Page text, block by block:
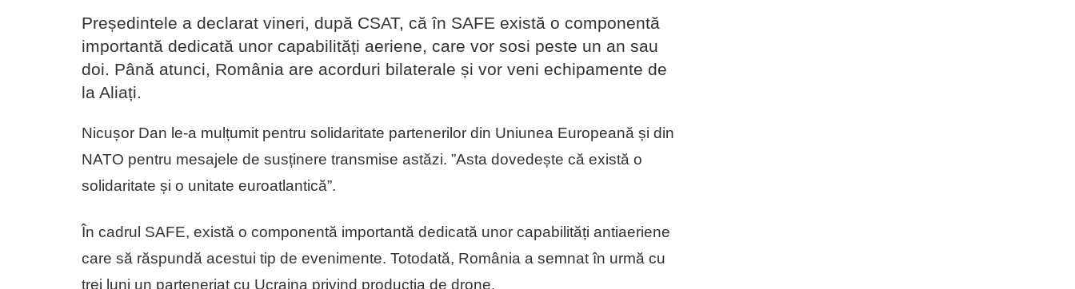
Președintele a declarat vineri, după CSAT, că în SAFE există o componentă
importantă dedicată unor capabilități aeriene, care vor sosi peste un an sau
doi. Până atunci, România are acorduri bilaterale și vor veni echipamente de
la Aliați.
Nicușor Dan le-a mulțumit pentru solidaritate partenerilor din Uniunea Europeană și din
NATO pentru mesajele de susținere transmise astăzi. ”Asta dovedește că există o
solidaritate și o unitate euroatlantică”.
În cadrul SAFE, există o componentă importantă dedicată unor capabilități antiaeriene
care să răspundă acestui tip de evenimente. Totodată, România a semnat în urmă cu
trei luni un parteneriat cu Ucraina privind producția de drone.